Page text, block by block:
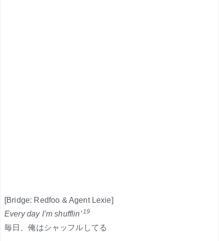
[Bridge: Redfoo & Agent Lexie]
Every day I’m shufflin’19
毎日、俺はシャッフルしてる